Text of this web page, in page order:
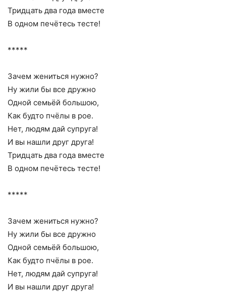
Тридцать два года вместе
В одном печётесь тесте!
*****
Зачем жениться нужно?
Ну жили бы все дружно
Одной семьёй большою,
Как будто пчёлы в рое.
Нет, людям дай супруга!
И вы нашли друг друга!
Тридцать два года вместе
В одном печётесь тесте!
*****
Зачем жениться нужно?
Ну жили бы все дружно
Одной семьёй большою,
Как будто пчёлы в рое.
Нет, людям дай супруга!
И вы нашли друг друга!